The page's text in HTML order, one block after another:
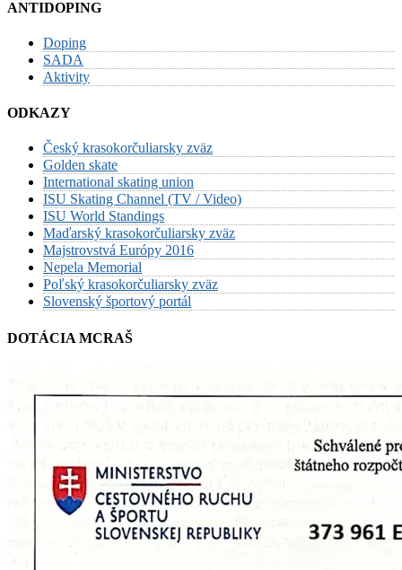
ANTIDOPING
Doping
SADA
Aktivity
ODKAZY
Český krasokorčuliarsky zväz
Golden skate
International skating union
ISU Skating Channel (TV / Video)
ISU World Standings
Maďarský krasokorčuliarsky zväz
Majstrovstvá Európy 2016
Nepela Memorial
Poľský krasokorčuliarsky zväz
Slovenský športový portál
DOTÁCIA MCRAŠ